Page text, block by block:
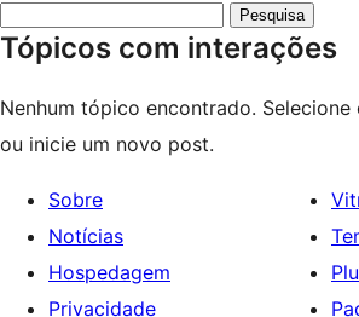
tópicos:
Tópicos com interações
Nenhum tópico encontrado.
ou inicie um novo post.
Sobre
Notícias
Hospedagem
Privacidade